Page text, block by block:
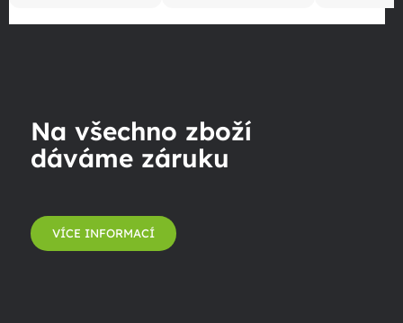
Na všechno zboží
dáváme záruku
VÍCE INFORMACÍ